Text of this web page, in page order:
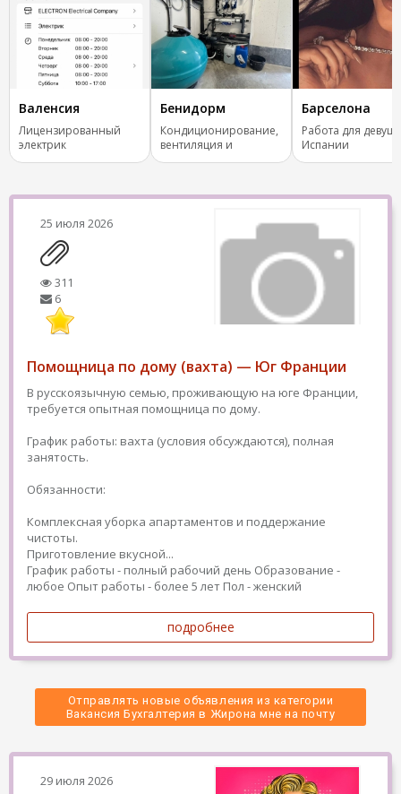
Валенсия
Лицензированный
электрик
Бенидорм
Кондиционирование,
вентиляция и
отопление.
Барселона
Работа для
Испании
25 июля 2026
311
6
Помощница по дому (вахта) — Юг Франции
В русскоязычную семью, проживающую на юге Франции,
требуется опытная помощница по дому.
График работы: вахта (условия обсуждаются), полная
занятость.
Обязанности:
Комплексная уборка апартаментов и поддержание
чистоты.
Приготовление вкусной...
График работы - полный рабочий день Образование -
любое Опыт работы - более 5 лет Пол - женский
подробнее
Отправлять новые объявления из категории
Вакансия Бухгалтерия в Жирона мне на почту
29 июля 2026